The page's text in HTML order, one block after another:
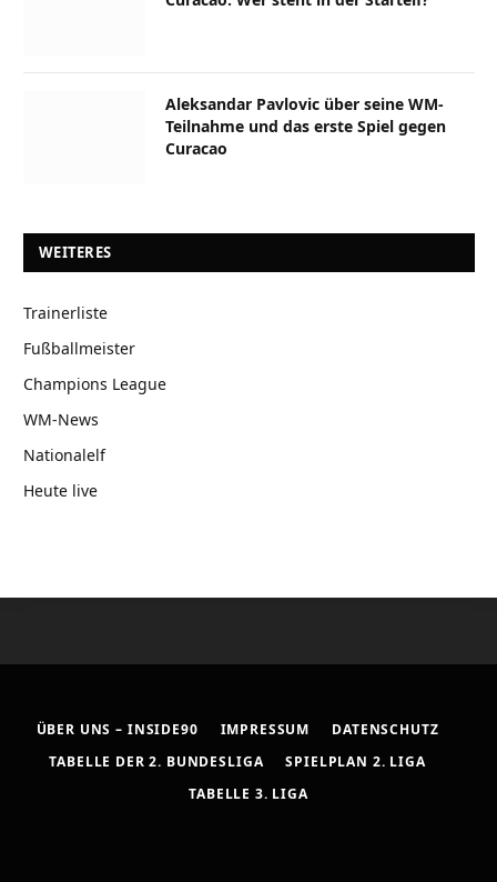
Aleksandar Pavlovic über seine WM-
Teilnahme und das erste Spiel gegen
Curacao
WEITERES
Trainerliste
Fußballmeister
Champions League
WM-News
Nationalelf
Heute live
ÜBER UNS – INSIDE90 IMPRESSUM
DATENSCHUTZ
TABELLE DER 2. BUNDESLIGA
SPIELPLAN 2. LIGA
TABELLE 3. LIGA